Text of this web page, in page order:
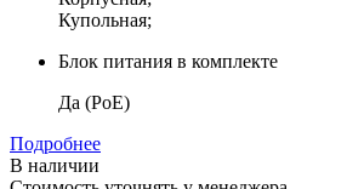
Купольная;
Блок питания в комплекте
Да (PoE)
Подробнее
В наличии